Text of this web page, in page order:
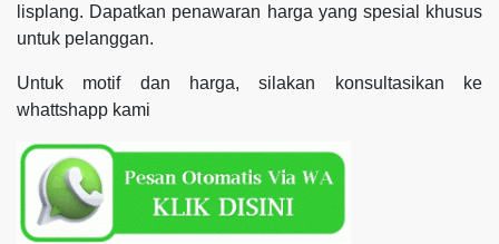
lisplang. Dapatkan penawaran harga yang spesial khusus
untuk pelanggan.
Untuk motif dan harga, silakan konsultasikan ke
whattshapp kami